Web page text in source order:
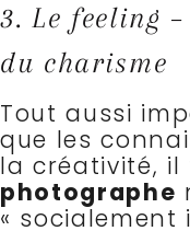
3. Le feeling
du charisme
Tout aussi
que les
la créativité,
photographe
« socialement